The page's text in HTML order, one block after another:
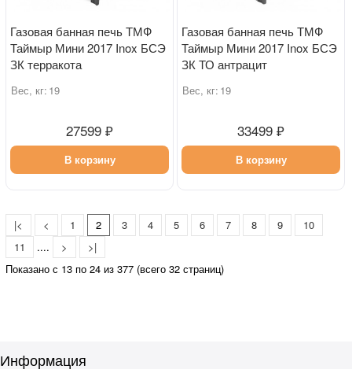
Газовая банная печь ТМФ
Таймыр Мини 2017 Inox БСЭ
ЗК терракота
Вес, кг: 19
27599 ₽
В корзину
Газовая банная печь ТМФ
Таймыр Мини 2017 Inox БСЭ
ЗК ТО антрацит
Вес, кг: 19
33499 ₽
В корзину
|< < 1 2 3 4 5 6 7 8 9
10
11
.... >
>|
Показано с 13 по 24 из 377 (всего 32 страниц)
Информация